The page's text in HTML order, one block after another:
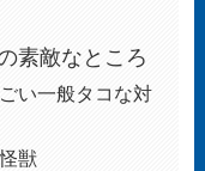
素敵なところ
い一般タコな対
獣